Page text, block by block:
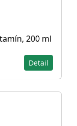
200 ml
Detail